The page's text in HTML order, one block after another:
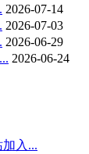
2026-07-14
2026-07-03
2026-06-29
2026-06-24
入...